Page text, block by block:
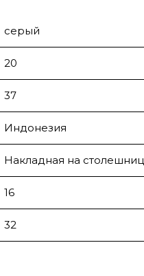
серый
20
37
Индонезия
Накладная на
16
32